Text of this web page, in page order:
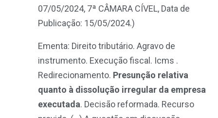
07/05/2024, 7ª CÂMARA CÍVEL, Data de
Publicação: 15/05/2024.)
Ementa: Direito tributário. Agravo de
instrumento. Execução fiscal. Icms .
Redirecionamento. Presunção relativa
quanto à dissolução irregular da empresa
executada. Decisão reformada. Recurso